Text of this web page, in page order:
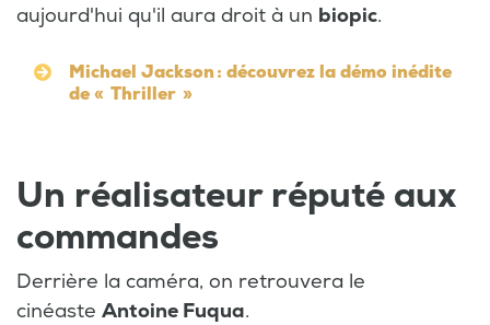
aujourd'hui qu'il aura droit à un biopic.
Michael Jackson : découvrez la démo inédite
de « Thriller »
Un réalisateur réputé aux
commandes
Derrière la caméra, on retrouvera le
cinéaste Antoine Fuqua.